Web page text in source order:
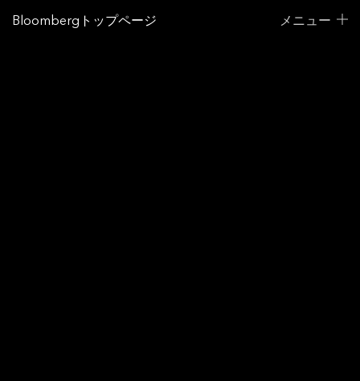
Bloombergトップページ メニュー